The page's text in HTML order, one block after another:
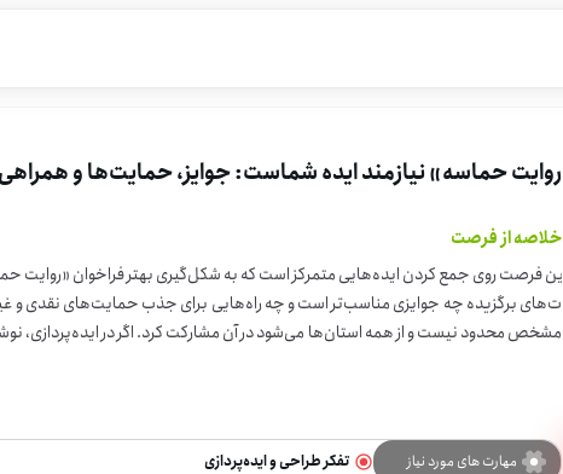
روایت حماسه» نیازمند ایده شماست: جوایز، حمایت‌ها و همراهی
خلاصه از فرصت
این فرصت روی جمع کردن ایده‌هایی متمرکز است که به شکل‌گیری بهتر فراخوان «روایت
مشخص محدود نیست و از همه استان‌ها می‌شود در آن مشارکت کرد. اگر در ایده‌پردازی،
مهارت های مورد نیاز
تفکر طراحی و ایده‌پردازی